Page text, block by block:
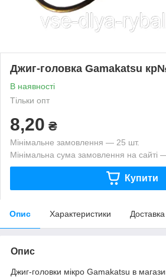
Джиг-головка Gamakatsu
В наявності
Тільки опт
8,20 ₴
Мінімальне замовлення — 25 шт.
Мінімальна сума замовлення на сайті
Купити
Опис Характеристики Доставка
Опис
Джиг-головки мікро Gamakatsu в